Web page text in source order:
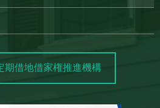
期借地借家権推進機構